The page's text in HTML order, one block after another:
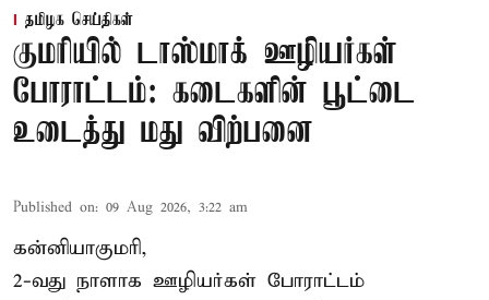
தமிழக செய்திகள்
குமரியில் டாஸ்மாக் ஊழியர்கள்
போராட்டம்: கடைகளின் பூட்டை
உடைத்து மது விற்பனை
Published on: 09 Aug 2026, 3:22 am
கன்னியாகுமரி,
2-வது நாளாக ஊழியர்கள் போராட்டம்